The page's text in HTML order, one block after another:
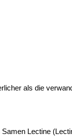
als die
Lectine